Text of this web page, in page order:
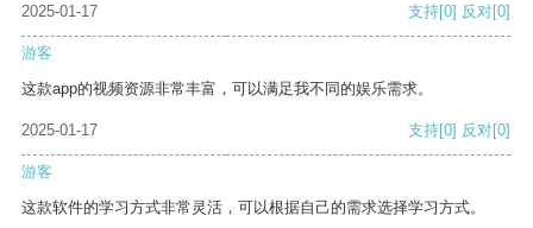
2025-01-17 支持[0] 反对[0]
游客
这款app的视频资源非常丰富，可以满足我不同的娱乐需求。
2025-01-17 支持[0] 反对[0]
游客
这款软件的学习方式非常灵活，可以根据自己的需求选择学习方式。